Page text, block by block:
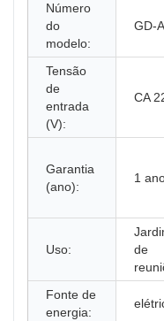
Número
do
modelo:
GD-
Tensão
de
entrada
(V):
CA
Garantia
(ano):
1
Uso:
de
Fonte de
energia: